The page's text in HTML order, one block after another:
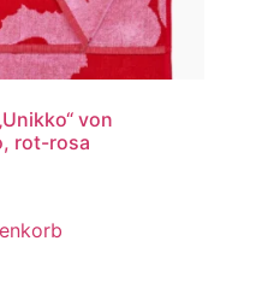
von
rot-rosa